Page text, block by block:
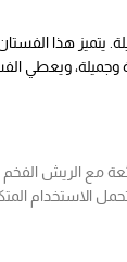
هذا
ويعطي
مع الريش
الاستخدام